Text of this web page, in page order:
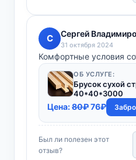
С Сергей
31 октября 2024
Комфортные условия
ОБ УСЛУГЕ:
Брусок сухой
40*40*3000
Цена:80₽
цена
80₽.
76₽
цена:
Был ли полезен этот
отзыв?